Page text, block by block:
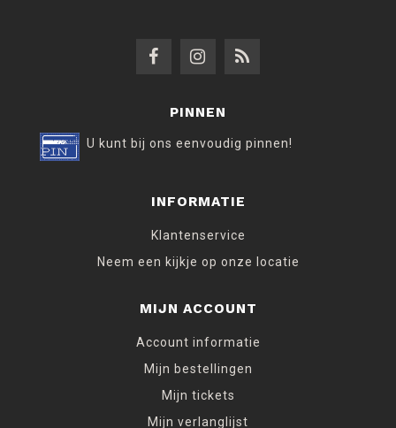
PINNEN
U kunt bij ons eenvoudig pinnen!
INFORMATIE
Klantenservice
Neem een kijkje op onze locatie
MIJN ACCOUNT
Account informatie
Mijn bestellingen
Mijn tickets
Mijn verlanglijst